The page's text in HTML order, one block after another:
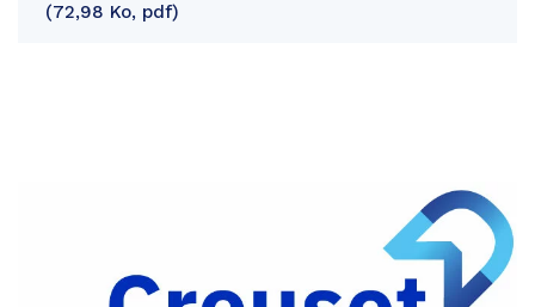
72,98 Ko, pdf
Facebook
Partager